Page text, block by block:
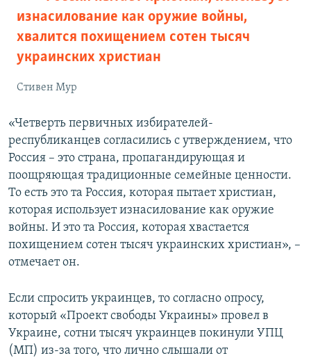
изнасилование как оружие войны,
хвалится похищением сотен тысяч
украинских христиан
Стивен Мур
«Четверть первичных избирателей-
республиканцев согласились с утверждением, что
Россия – это страна, пропагандирующая и
поощряющая традиционные семейные ценности.
То есть это та Россия, которая пытает христиан,
которая использует изнасилование как оружие
войны. И это та Россия, которая хвастается
похищением сотен тысяч украинских христиан», –
отмечает он.
Если спросить украинцев, то согласно опросу,
который «Проект свободы Украины» провел в
Украине, сотни тысяч украинцев покинули УПЦ
(МП) из-за того, что лично слышали от